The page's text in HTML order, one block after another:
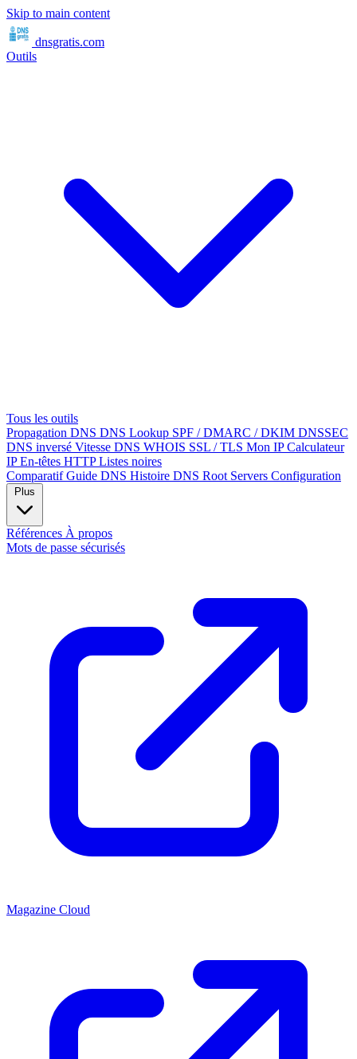
Skip to main content
dnsgratis.com
Outils
Tous les outils
Propagation DNS DNS Lookup SPF / DMARC / DKIM DNSSEC
DNS inversé Vitesse DNS WHOIS SSL / TLS Mon IPCalculateur
IPEn-têtes HTTPListes noires
ComparatifGuide DNS Histoire DNS Root Servers Configuration
Références À propos
Mots de passe sécurisés
Magazine Cloud